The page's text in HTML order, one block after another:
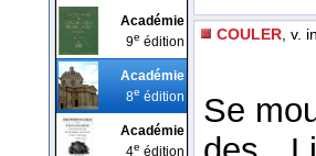
Académie
9e édition
Académie
8e édition
Académie
4e édition
COULER , v.
Se